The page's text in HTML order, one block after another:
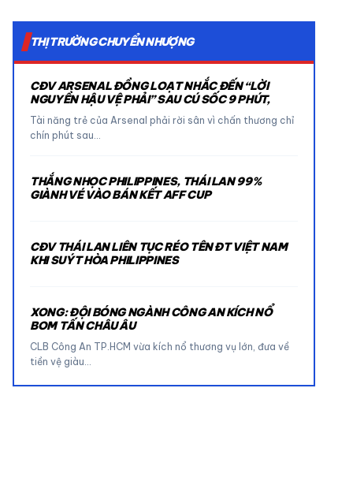
THỊ TRƯỜNG CHUYỂN NHƯỢNG
CĐV ARSENAL ĐỒNG LOẠT NHẮC ĐẾN “LỜI
NGUYỀN HẬU VỆ PHẢI” SAU CÚ SỐC 9 PHÚT,
Tài năng trẻ của Arsenal phải rời sân vì chấn thương chỉ
chín phút sau…
THẮNG NHỌC PHILIPPINES, THÁI LAN 99%
GIÀNH VÉ VÀO BÁN KẾT AFF CUP
CĐV THÁI LAN LIÊN TỤC RÉO TÊN ĐT VIỆT NAM
KHI SUÝT HÒA PHILIPPINES
XONG: ĐỘI BÓNG NGÀNH CÔNG AN KÍCH NỔ
BOM TẤN CHÂU ÂU
CLB Công An TP.HCM vừa kích nổ thương vụ lớn, đưa về
tiền vệ giàu…